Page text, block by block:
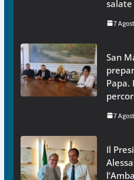
salate
7
San
7
Il